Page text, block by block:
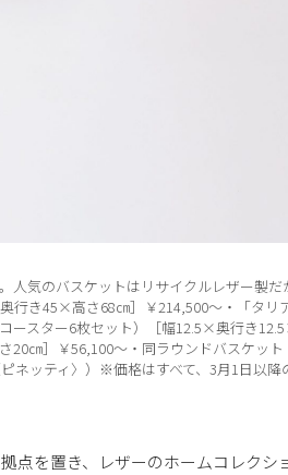
人気のバスケットはリサイクルレザー製だ
行き45×高さ68㎝］￥214,500〜・「タリ
ースター6枚セット）［幅12.5×奥行き
20㎝］￥56,100〜・同ラウンドバスケッ
ネッティ〉）※価格はすべて、3月1日以
点を置き、レザーのホームコレクシ